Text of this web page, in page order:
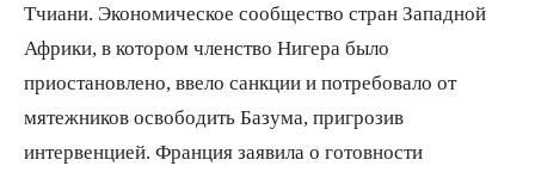
Тчиани. Экономическое сообщество стран Западной
Африки, в котором членство Нигера было
приостановлено, ввело санкции и потребовало от
мятежников освободить Базума, пригрозив
интервенцией. Франция заявила о готовности